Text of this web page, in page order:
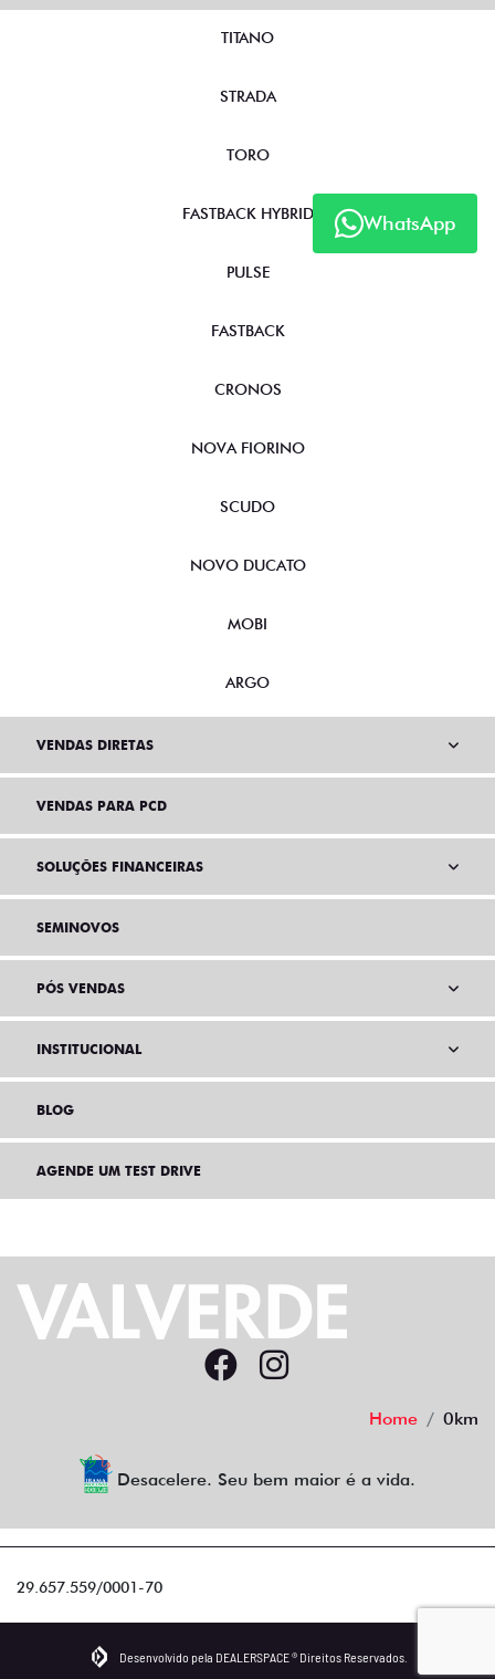
WhatsApp
TITANO
STRADA
TORO
FASTBACK HYBRID
PULSE
FASTBACK
CRONOS
NOVA FIORINO
SCUDO
NOVO DUCATO
MOBI
ARGO
VENDAS DIRETAS
VENDAS PARA PCD
SOLUÇÕES FINANCEIRAS
SEMINOVOS
PÓS VENDAS
INSTITUCIONAL
BLOG
AGENDE UM TEST DRIVE
Home 0km
Desacelere. Seu bem maior é a vida.
29.657.559/0001-70
Desenvolvido pela DEALERSPACE ® Direitos Reservados.